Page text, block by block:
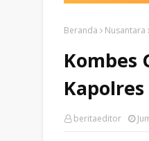
Beranda Nusantara
Kombes
beritaeditor